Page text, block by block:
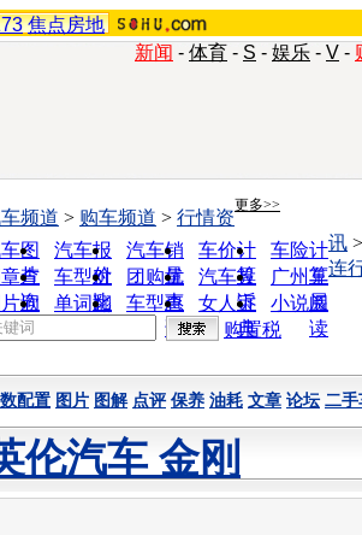
焦点房地
新闻 - 体育 - S - 娱乐 - V -
更多>>
图
片
汽车报
价
汽车销
量
车价计
算
车险计
算
查
询
车型对
比
团购优
惠
汽车投
诉
广州车
展
欣
赏
单词翻
车型查
询
女人宝
典
小说阅
读
频道 > 购车频道 > 行情资
讯
连
购置税
配置 图片 图解 点评 保养 油耗 文章 论坛 二手
伦汽车 金刚